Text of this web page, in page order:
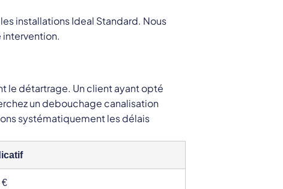
installations Ideal Standard. Nous
intervention.
le détartrage. Un client ayant opté
un debouchage canalisation
systématiquement les délais
€